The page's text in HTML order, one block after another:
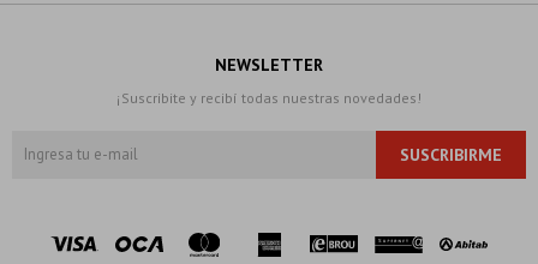
NEWSLETTER
¡Suscribite y recibí todas nuestras novedades!
SUSCRIBIRME